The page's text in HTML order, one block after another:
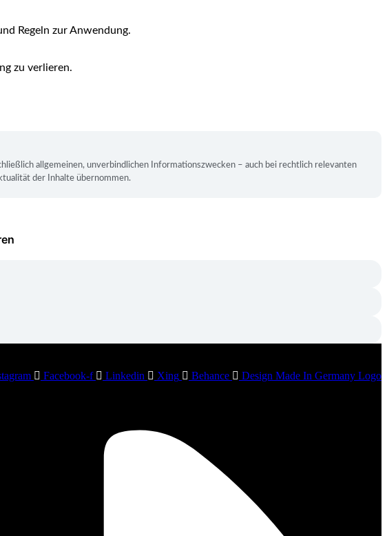
Regeln zur Anwendung.
zu verlieren.
allgemeinen, unverbindlichen Informationszwecken – auch bei rechtlich relevanten
der Inhalte übernommen.
Facebook-f Linkedin Xing Behance Design Made In Germany Logo